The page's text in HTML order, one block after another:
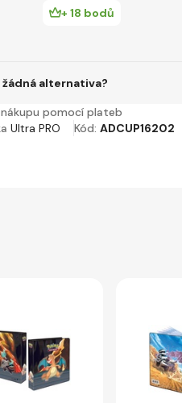
+ 18 bodů
alternativa?
pomocí plateb
Ultra PRO Kód: ADCUP16202